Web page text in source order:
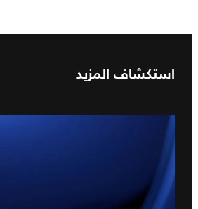
استكشاف المزيد